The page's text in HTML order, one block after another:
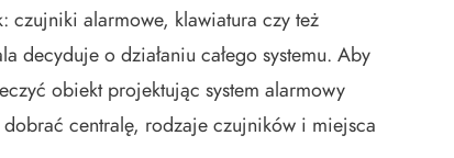
czujniki alarmowe, klawiatura czy też
decyduje o działaniu całego systemu. Aby
obiekt projektując system alarmowy
centralę, rodzaje czujników i miejsca